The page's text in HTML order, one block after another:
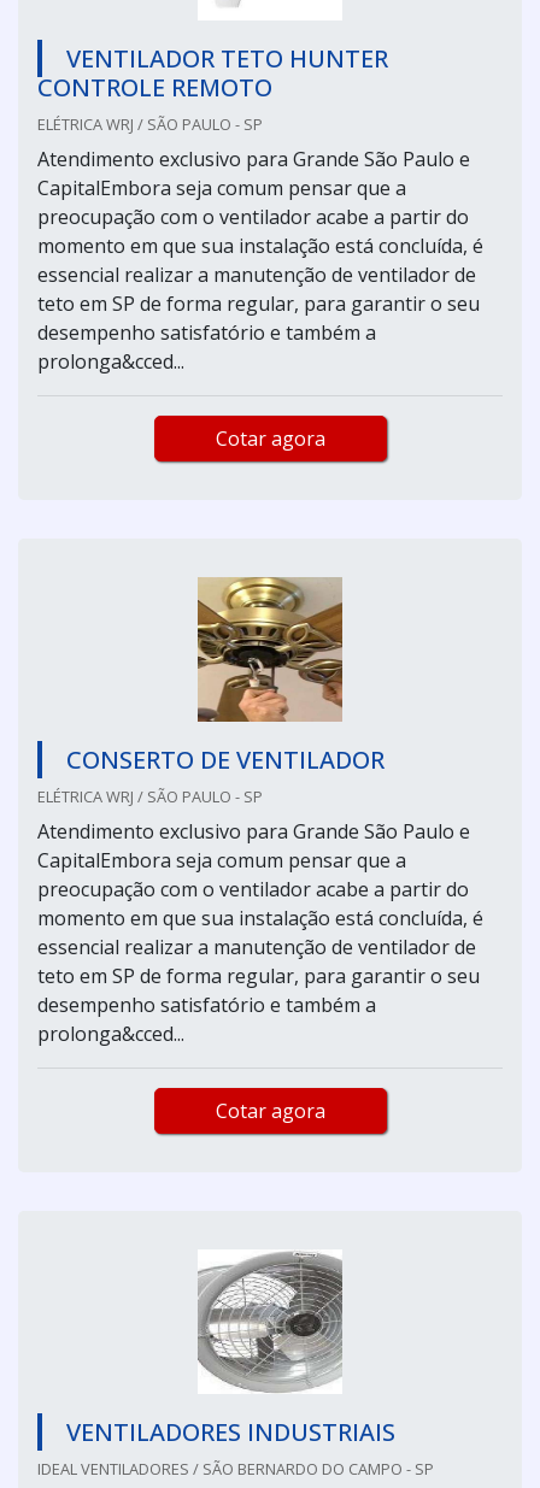
VENTILADOR TETO HUNTER
CONTROLE REMOTO
ELÉTRICA WRJ / SÃO PAULO - SP
Atendimento exclusivo para Grande São Paulo e
CapitalEmbora seja comum pensar que a
preocupação com o ventilador acabe a partir do
momento em que sua instalação está concluída, é
essencial realizar a manutenção de ventilador de
teto em SP de forma regular, para garantir o seu
desempenho satisfatório e também a
prolonga&cced...
Cotar agora
CONSERTO DE VENTILADOR
ELÉTRICA WRJ / SÃO PAULO - SP
Atendimento exclusivo para Grande São Paulo e
CapitalEmbora seja comum pensar que a
preocupação com o ventilador acabe a partir do
momento em que sua instalação está concluída, é
essencial realizar a manutenção de ventilador de
teto em SP de forma regular, para garantir o seu
desempenho satisfatório e também a
prolonga&cced...
Cotar agora
VENTILADORES INDUSTRIAIS
IDEAL VENTILADORES / SÃO BERNARDO DO CAMPO - SP